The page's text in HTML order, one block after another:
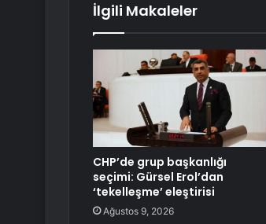
İlgili Makaleler
CHP’de grup başkanlığı
seçimi: Gürsel Erol’dan
‘tekelleşme’ eleştirisi
Ağustos 9, 2026